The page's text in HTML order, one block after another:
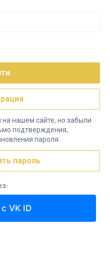
нашем сайте, но забыли
подтверждения,
пароля.
пароль
VK ID